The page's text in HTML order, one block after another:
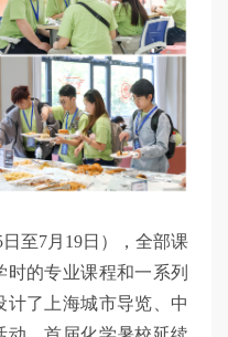
至7月19日），全部课
的专业课程和一系列
了上海城市导览、中